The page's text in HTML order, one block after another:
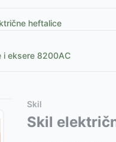
heftalice
i eksere 8200AC
8mm 5000kom.-1799
VAT 3520 Sa poklon
slične proizvode:
PTK 14 EDT
Skil
Skil